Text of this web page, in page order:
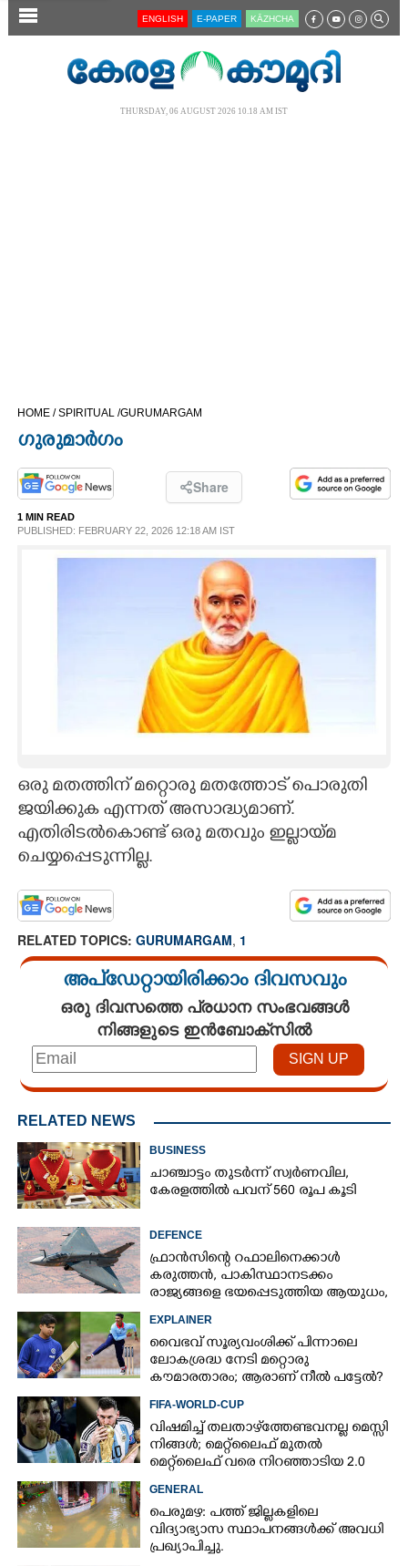
SECTIONS
OPINION
PHOTOS
ASTRO
LITERATURE
CONTACT US
ENGLISH E-PAPER KĀZHCHA
THURSDAY, 06 AUGUST 2026 10.18 AM IST
HOME /SPIRITUAL /GURUMARGAM
ഗുരുമാർഗം
Share
1 MIN READ
PUBLISHED: FEBRUARY 22, 2026 12:18 AM IST
ഒരു മതത്തിന് മറ്റൊരു മതത്തോട് പൊരുതി
ജയിക്കുക എന്നത് അസാദ്ധ്യമാണ്.
എതിരിടൽകൊണ്ട് ഒരു മതവും ഇല്ലായ്മ
ചെയ്യപ്പെടുന്നില്ല.
RELATED TOPICS: GURUMARGAM, 1
അപ്ഡേറ്റായിരിക്കാം ദിവസവും
ഒരു ദിവസത്തെ പ്രധാന സംഭവങ്ങൾ
നിങ്ങളുടെ ഇൻബോക്സിൽ
RELATED NEWS
BUSINESS
ചാഞ്ചാട്ടം തുടർന്ന് സ്വർണവില,
കേരളത്തിൽ പവന് 560 രൂപ കൂടി
DEFENCE
ഫ്രാൻസിന്റെ റഫാലിനെക്കാൾ
കരുത്തൻ,​ പാകിസ്ഥാനടക്കം
രാജ്യങ്ങളെ ഭയപ്പെടുത്തിയ ആയുധം,​
EXPLAINER
വൈഭവ് സൂര്യവംശിക്ക് പിന്നാലെ
ലോകശ്രദ്ധ നേടി മറ്റൊരു
കൗമാരതാരം; ആരാണ് നീൽ പട്ടേൽ?
FIFA-WORLD-CUP
വിഷമിച്ച് തലതാഴ്‌ത്തേണ്ടവനല്ല മെസ്സി
നിങ്ങള്‍; മെറ്റ്‌ലൈഫ് മുതല്‍
മെറ്റ്‌ലൈഫ് വരെ നിറഞ്ഞാടിയ 2.0
GENERAL
പെരുമഴ: പത്ത് ജില്ലകളിലെ
വിദ്യാഭ്യാസ സ്ഥാപനങ്ങൾക്ക് അവധി
പ്രഖ്യാപിച്ചു.